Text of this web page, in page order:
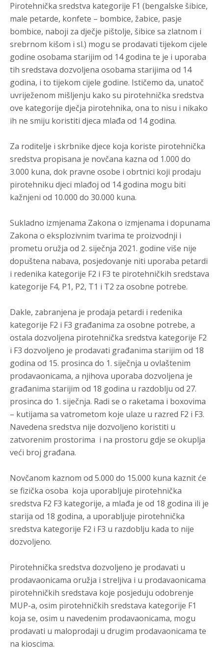
Pirotehnička sredstva kategorije F1 (bengalske šibice,
male petarde, konfete – bombice, žabice, pasje
bombice, naboji za dječje pištolje, šibice sa zlatnom i
srebrnom kišom i sl.) mogu se prodavati tijekom cijele
godine osobama starijim od 14 godina te je i uporaba
tih sredstava dozvoljena osobama starijima od 14
godina, i to tijekom cijele godine. Ističemo da, unatoč
uvriježenom mišljenju kako su pirotehnička sredstva
ove kategorije dječja pirotehnika, ona to nisu i nikako
ih ne smiju koristiti djeca mlađa od 14 godina.
Za roditelje i skrbnike djece koja koriste pirotehnička
sredstva propisana je novčana kazna od 1.000 do
3.000 kuna, dok pravne osobe i obrtnici koji prodaju
pirotehniku djeci mlađoj od 14 godina mogu biti
kažnjeni od 10.000 do 30.000 kuna.
Sukladno izmjenama Zakona o izmjenama i dopunama
Zakona o eksplozivnim tvarima te proizvodnji i
prometu oružja od 2. siječnja 2021. godine više nije
dopuštena nabava, posjedovanje niti uporaba petardi
i redenika kategorije F2 i F3 te pirotehničkih sredstava
kategorije F4, P1, P2, T1 i T2 za osobne potrebe.
Dakle, zabranjena je prodaja petardi i redenika
kategorije F2 i F3 građanima za osobne potrebe, a
ostala dozvoljena pirotehnička sredstva kategorije F2
i F3 dozvoljeno je prodavati građanima starijim od 18
godina od 15. prosinca do 1. siječnja u ovlaštenim
prodavaonicama, a njihova uporaba dozvoljena je
građanima starijim od 18 godina u razdoblju od 27.
prosinca do 1. siječnja. Radi se o raketama i boxovima
– kutijama sa vatrometom koje ulaze u razred F2 i F3.
Navedena sredstva nije dozvoljeno koristiti u
zatvorenim prostorima i na prostoru gdje se okuplja
veći broj građana.
Novčanom kaznom od 5.000 do 15.000 kuna kaznit će
se fizička osoba koja uporabljuje pirotehnička
sredstva F2 F3 kategorije, a mlađa je od 18 godina ili je
starija od 18 godina, a uporabljuje pirotehnička
sredstva kategorije F2 i F3 u razdoblju kada to nije
dozvoljeno.
Pirotehnička sredstva dozvoljeno je prodavati u
prodavaonicama oružja i streljiva i u prodavaonicama
pirotehničkih sredstava koje posjeduju odobrenje
MUP-a, osim pirotehničkih sredstava kategorije F1
koja se, osim u navedenim prodavaonicama, mogu
prodavati u maloprodaji u drugim prodavaonicama te
na kioscima.